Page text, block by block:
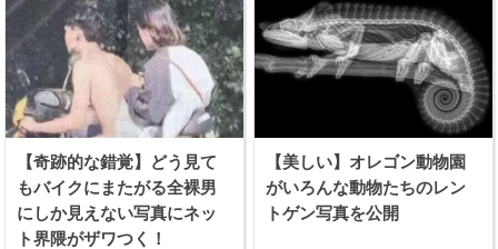
【奇跡的な錯覚】どう見て
もバイクにまたがる全裸男
にしか見えない写真にネッ
ト界隈がザワつく！
【美しい】オレゴン動物園
がいろんな動物たちのレン
トゲン写真を公開